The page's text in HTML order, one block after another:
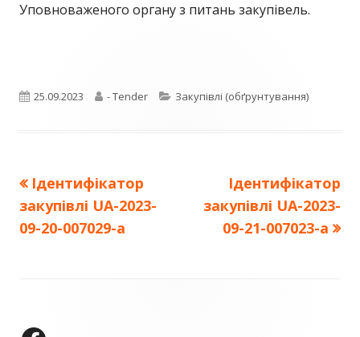
Уповноваженого органу з питань закупівель.
Опубліковано
25.09.2023 Автор
- Tender Категорії
Закупівлі (обґрунтування)
Навігація
записів
Попередня
стаття:
Ідентифікатор
закупівлі UA-2023-
09-20-007029-a
Наступна
стаття:
Ідентифікатор
закупівлі UA-2023-
09-21-007023-a
колонтитулу